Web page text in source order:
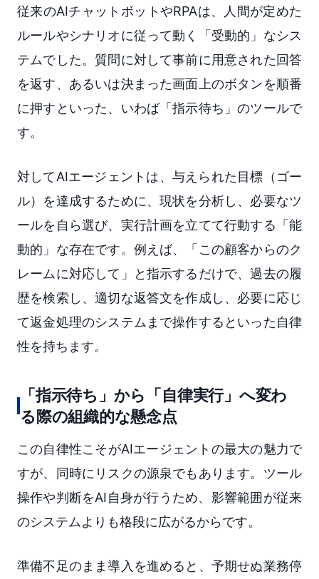
従来のAIチャットボットやRPAは、人間が定めた
ルールやシナリオに従って動く「受動的」なシス
テムでした。質問に対して事前に用意された回答
を返す、あるいは決まった画面上のボタンを順番
に押すといった、いわば「指示待ち」のツールで
す。
対してAIエージェントは、与えられた目標（ゴー
ル）を達成するために、現状を分析し、必要なツ
ールを自ら選び、実行計画を立てて行動する「能
動的」な存在です。例えば、「この顧客からのク
レームに対応して」と指示するだけで、過去の履
歴を検索し、適切な返答文を作成し、必要に応じ
て返金処理のシステムまで操作するといった自律
性を持ちます。
「指示待ち」から「自律実行」へ変わ
る際の組織的な懸念点
この自律性こそがAIエージェントの最大の魅力で
すが、同時にリスクの源泉でもあります。ツール
操作や判断をAI自身が行うため、影響範囲が従来
のシステムよりも格段に広がるからです。
準備不足のまま導入を進めると、予期せぬ業務停